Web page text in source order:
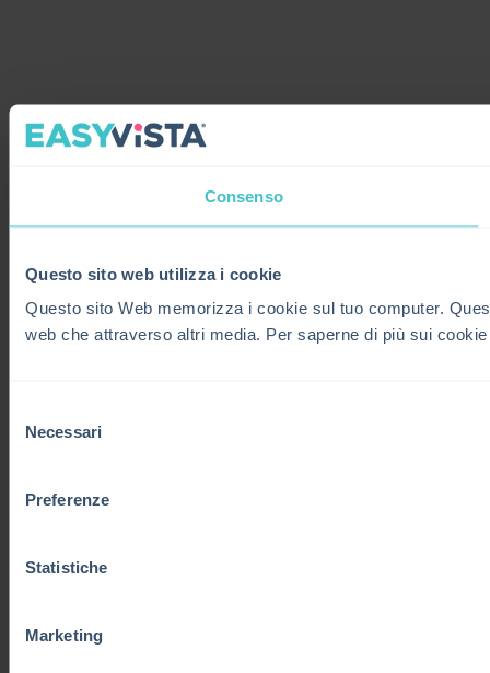
Consenso
Questo sito web utilizza i cookie
Questo sito Web memorizza i cookie sul tuo computer.
web che attraverso altri media. Per saperne di più sui
delNecessari
Preferenze
Statistiche
Marketing